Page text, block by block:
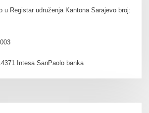
u Registar udruženja Kantona Sarajevo broj:
Intesa SanPaolo banka